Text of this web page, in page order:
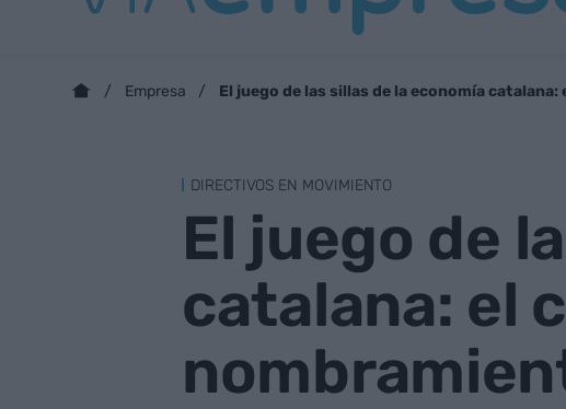
Empresa El juego de las sillas de la economía
DIRECTIVOS EN MOVIMIENTO
El juego de
catalana: el